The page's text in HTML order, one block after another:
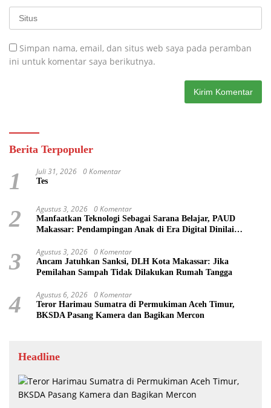
Simpan nama, email, dan situs web saya pada peramban
ini untuk komentar saya berikutnya.
Berita Terpopuler
1 Juli 31, 2026 0 Komentar
Tes
2 Agustus 3, 2026 0 Komentar
Manfaatkan Teknologi Sebagai Sarana Belajar, PAUD
Makassar: Pendampingan Anak di Era Digital Dinilai
3 Agustus 3, 2026 0 Komentar
Ancam Jatuhkan Sanksi, DLH Kota Makassar: Jika
Pemilahan Sampah Tidak Dilakukan Rumah Tangga
4 Agustus 6, 2026 0 Komentar
Teror Harimau Sumatra di Permukiman Aceh Timur,
BKSDA Pasang Kamera dan Bagikan Mercon
Headline